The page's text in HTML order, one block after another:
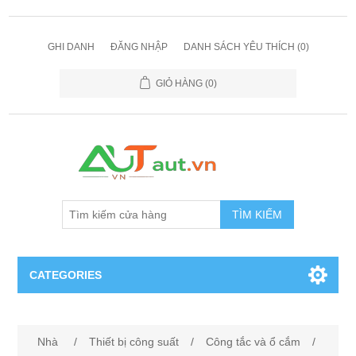
GHI DANH ĐĂNG NHẬP DANH SÁCH YÊU THÍCH (0)
GIỎ HÀNG (0)
TÌM KIẾM
CATEGORIES
Nhà / Thiết bị công suất / Công tắc và ổ cắm
/